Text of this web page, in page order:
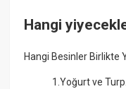
Hangi
Hangi Besinler Birlikte
1.Yoğurt ve